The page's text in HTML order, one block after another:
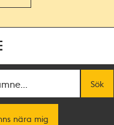
Sök
nära mig